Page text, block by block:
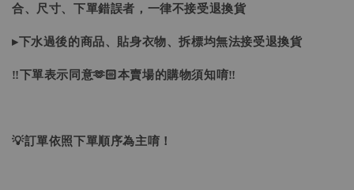
合、尺寸、下單錯誤者，一律不接受退換貨
▸下水過後的商品、貼身衣物、拆標均無法接受退換貨
‼下單表示同意🫶🏻本賣場的購物須知唷‼
💡訂單依照下單順序為主唷！